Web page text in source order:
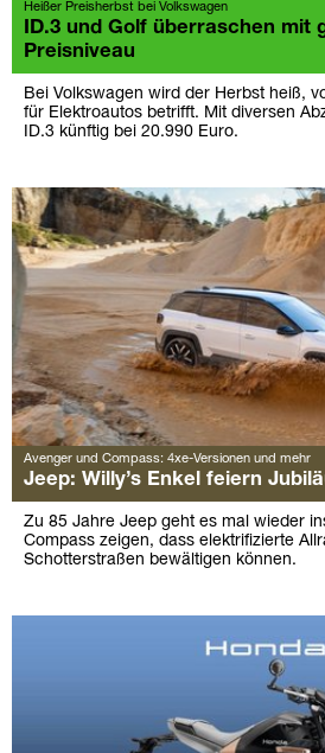
Heißer Preisherbst bei Volkswagen
ID.3 und Golf überraschen mit
Preisniveau
Bei Volkswagen wird der Herbst heiß,
für Elektroautos betrifft. Mit diversen
ID.3 künftig bei 20.990 Euro.
Avenger und Compass: 4xe-Versionen und mehr
Jeep: Willy’s Enkel feiern
Zu 85 Jahre Jeep geht es mal wieder
Compass zeigen, dass elektrifizierte
Schotterstraßen bewältigen können.